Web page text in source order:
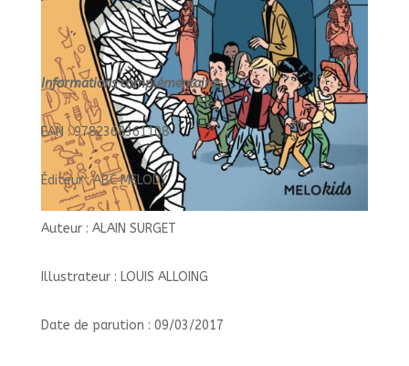
Informations complémentaires :
EAN : 9782368361108
Éditeur : ABC MELODY
Auteur : ALAIN SURGET
Illustrateur : LOUIS ALLOING
Date de parution : 09/03/2017